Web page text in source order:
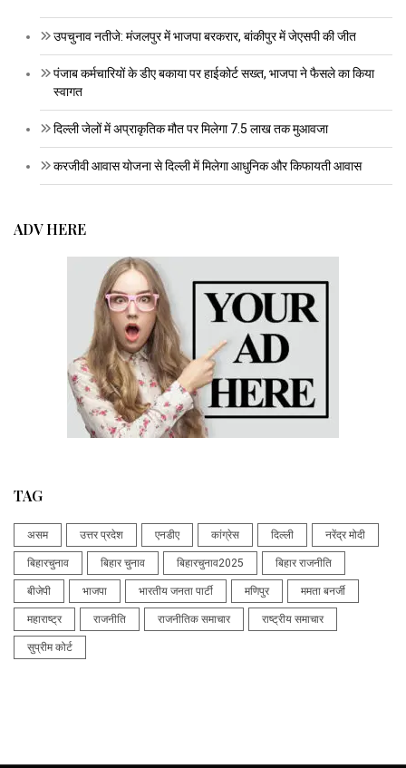
उपचुनाव नतीजे: मंजलपुर में भाजपा बरकरार, बांकीपुर में जेएसपी की जीत
पंजाब कर्मचारियों के डीए बकाया पर हाईकोर्ट सख्त, भाजपा ने फैसले का किया
स्वागत
दिल्ली जेलों में अप्राकृतिक मौत पर मिलेगा 7.5 लाख तक मुआवजा
करजीवी आवास योजना से दिल्ली में मिलेगा आधुनिक और किफायती आवास
ADV HERE
TAG
असम उत्तर प्रदेश एनडीए कांग्रेस दिल्ली नरेंद्र मोदी
बिहारचुनाव बिहार चुनाव बिहारचुनाव2025 बिहार राजनीति
बीजेपी भाजपा भारतीय जनता पार्टी मणिपुर ममता बनर्जी
महाराष्ट्र राजनीति राजनीतिक समाचार राष्ट्रीय समाचार
सुप्रीम कोर्ट